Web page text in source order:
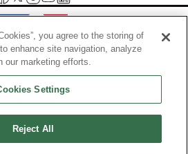
alcooliques aux mineurs de
de 18 ans
est exigée au moment de la vente
Code de la santé publique, Aar.l.3342-1 et l.3353-3
you agree to the storing of
enhance site navigation, analyze
our marketing efforts.
Settings
Reject All